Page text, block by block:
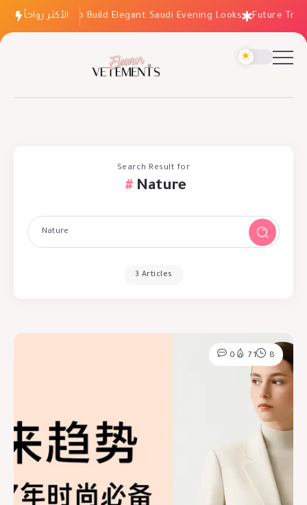
الأكثر رواجاًHow to Build Elegant Saudi Evening Looks Future
Search Result for
Nature
3 Articles
0 71 8